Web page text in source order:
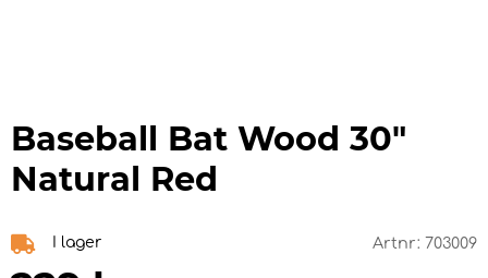
Baseball Bat Wood 30"
Natural Red
I lager Artnr: 703009